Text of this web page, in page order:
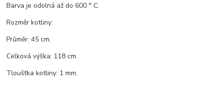
Barva je odolná až do 600 ° C.
Rozměr kotliny:
Průměr: 45 cm.
Celková výška: 118 cm.
Tloušťka kotliny: 1 mm.